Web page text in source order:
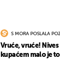
S MORA POSLALA
Vruće, vruće!
kupaćem malo je